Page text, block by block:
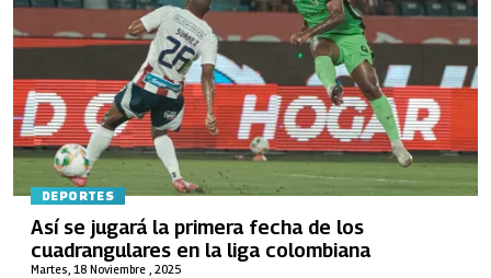
DEPORTES
Martes, 18 Noviembre , 2025
Así se jugará la primera fecha de los
cuadrangulares en la liga colombiana